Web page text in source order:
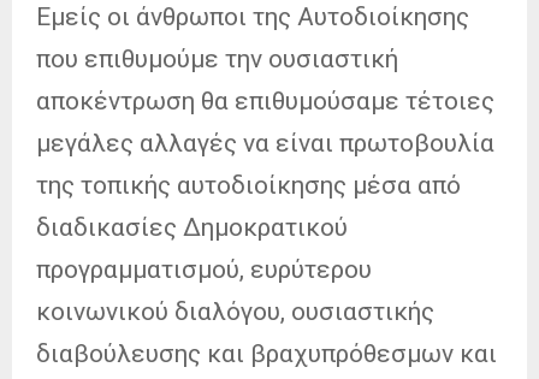
Εμείς οι άνθρωποι της Αυτοδιοίκησης
που επιθυμούμε την ουσιαστική
αποκέντρωση θα επιθυμούσαμε τέτοιες
μεγάλες αλλαγές να είναι πρωτοβουλία
της τοπικής αυτοδιοίκησης μέσα από
διαδικασίες Δημοκρατικού
προγραμματισμού, ευρύτερου
κοινωνικού διαλόγου, ουσιαστικής
διαβούλευσης και βραχυπρόθεσμων και